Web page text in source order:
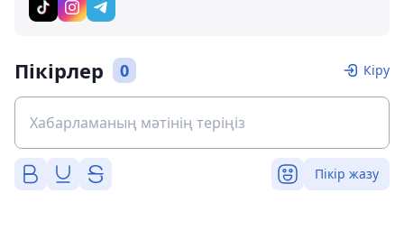
Пікірлер 0 Кіру
Пікір жазу